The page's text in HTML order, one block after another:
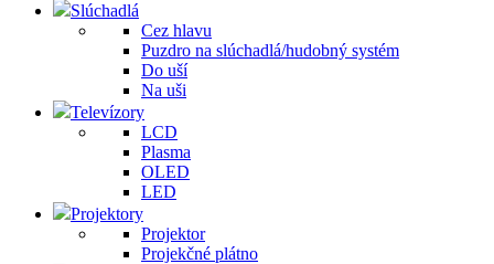
Slúchadlá
Cez hlavu
Puzdro na slúchadlá/hudobný systém
Do uší
Na uši
Televízory
LCD
Plasma
OLED
LED
Projektory
Projektor
Projekčné plátno